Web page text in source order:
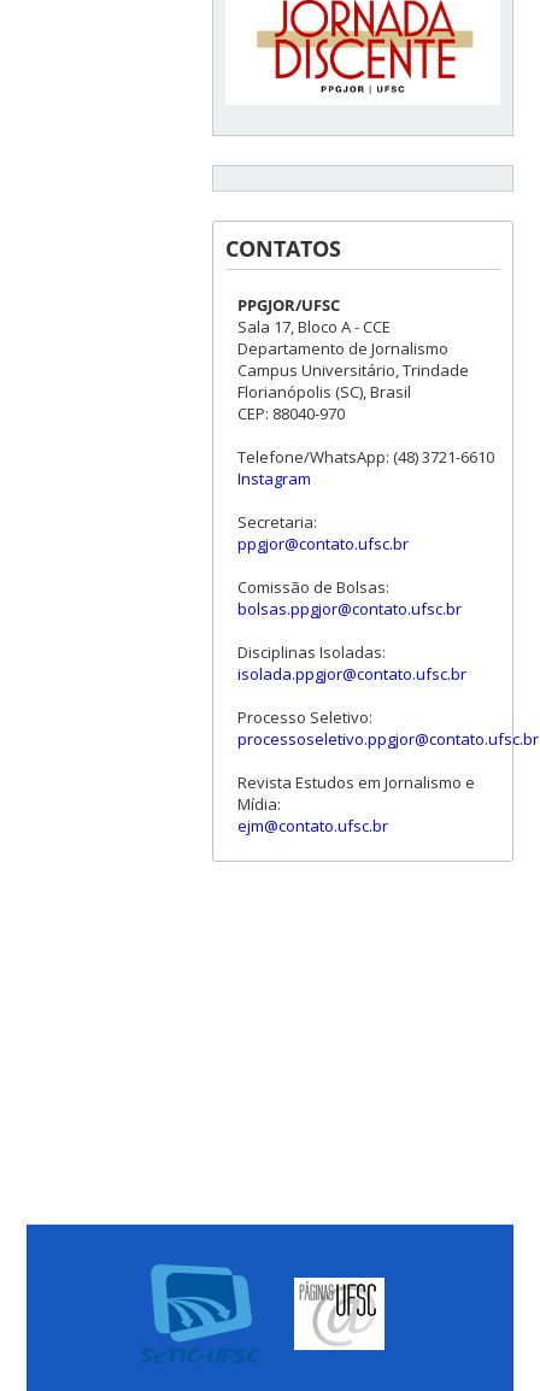
CONTATOS
PPGJOR/UFSC
Sala 17, Bloco A - CCE
Departamento de Jornalismo
Campus Universitário, Trindade
Florianópolis (SC), Brasil
CEP: 88040-970
Telefone/WhatsApp: (48) 3721-6610
Instagram
Secretaria:
ppgjor@contato.ufsc.br
Comissão de Bolsas:
bolsas.ppgjor@contato.ufsc.br
Disciplinas Isoladas:
isolada.ppgjor@contato.ufsc.br
Processo Seletivo:
processoseletivo.ppgjor@contato.ufsc.br
Revista Estudos em Jornalismo e
Mídia:
ejm@contato.ufsc.br